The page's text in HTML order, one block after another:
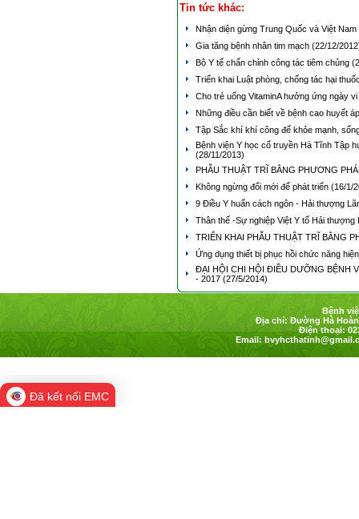
Tin tức khác:
Nhận diện gừng Trung Quốc và Việt Nam
Gia tăng bệnh nhân tim mạch (22/12/
Bộ Y tế chấn chỉnh công tác tiêm chủng
Triển khai Luật phòng, chống tác hại
Cho trẻ uống VitaminA hưởng ứng ngày
Những điều cần biết về bệnh cao huyết
Tập Sắc khí khí công để khỏe mạnh,
Bệnh viện Y học cổ truyền Hà Tĩnh Tập
(28/11/2013)
PHẪU THUẬT TRĨ BẰNG PHƯƠNG
Không ngừng đổi mới để phát triển (16/1/
9 Điều Y huấn cách ngôn - Hải thượng
Thân thế -Sự nghiệp Việt Y tổ Hải
TRIỂN KHAI PHẪU THUẬT TRĨ BẰNG
Ứng dụng thiết bị phục hồi chức năng
ĐẠI HỘI CHI HỘI ĐIỀU DƯỠNG BỆNH
- 2017 (27/5/2014)
Bệnh
Địa chỉ: Đường Hà
Điện thoại:
Email:
Đã kết nối EMC